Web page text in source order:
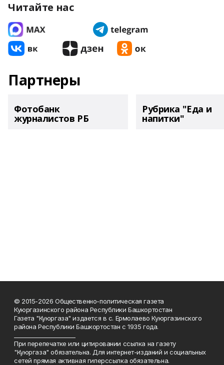
Читайте нас
Партнеры
Фотобанк
журналистов РБ
Рубрика "Еда и
напитки"
© 2015-2026 Общественно-политическая газета
Куюргазинского района Республики Башкортостан
Газета "Куюргаза" издается в с. Ермолаево Куюргазинского
района Республики Башкортостан с 1935 года.
При перепечатке или цитировании ссылка на газету
"Куюргаза" обязательна. Для интернет-изданий и социальных
сетей прямая активная гиперссылка обязательна.